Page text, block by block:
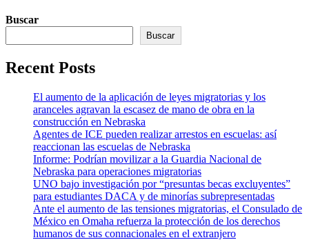
Buscar
Buscar
Recent Posts
El aumento de la aplicación de leyes migratorias y los
aranceles agravan la escasez de mano de obra en la
construcción en Nebraska
Agentes de ICE pueden realizar arrestos en escuelas: así
reaccionan las escuelas de Nebraska
Informe: Podrían movilizar a la Guardia Nacional de
Nebraska para operaciones migratorias
UNO bajo investigación por “presuntas becas excluyentes”
para estudiantes DACA y de minorías subrepresentadas
Ante el aumento de las tensiones migratorias, el Consulado de
México en Omaha refuerza la protección de los derechos
humanos de sus connacionales en el extranjero